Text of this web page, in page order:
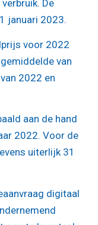
De
januari 2023.
voor 2022
van
2022 en
aan de hand
2022. Voor de
uiterlijk 31
digitaal